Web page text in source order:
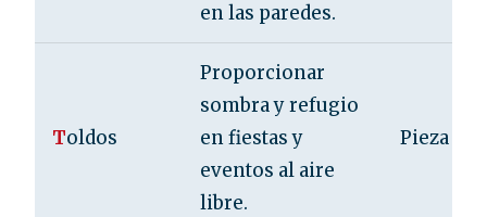
en las paredes.
Toldos
Proporcionar
sombra y refugio
en fiestas y
eventos al aire
libre.
Pieza